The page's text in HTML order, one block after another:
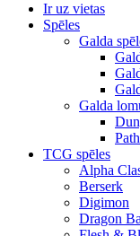
Ir uz vietas
Spēles
Galda
Galda
TCG spēles
Alpha
Berserk
Digimon
Dragon